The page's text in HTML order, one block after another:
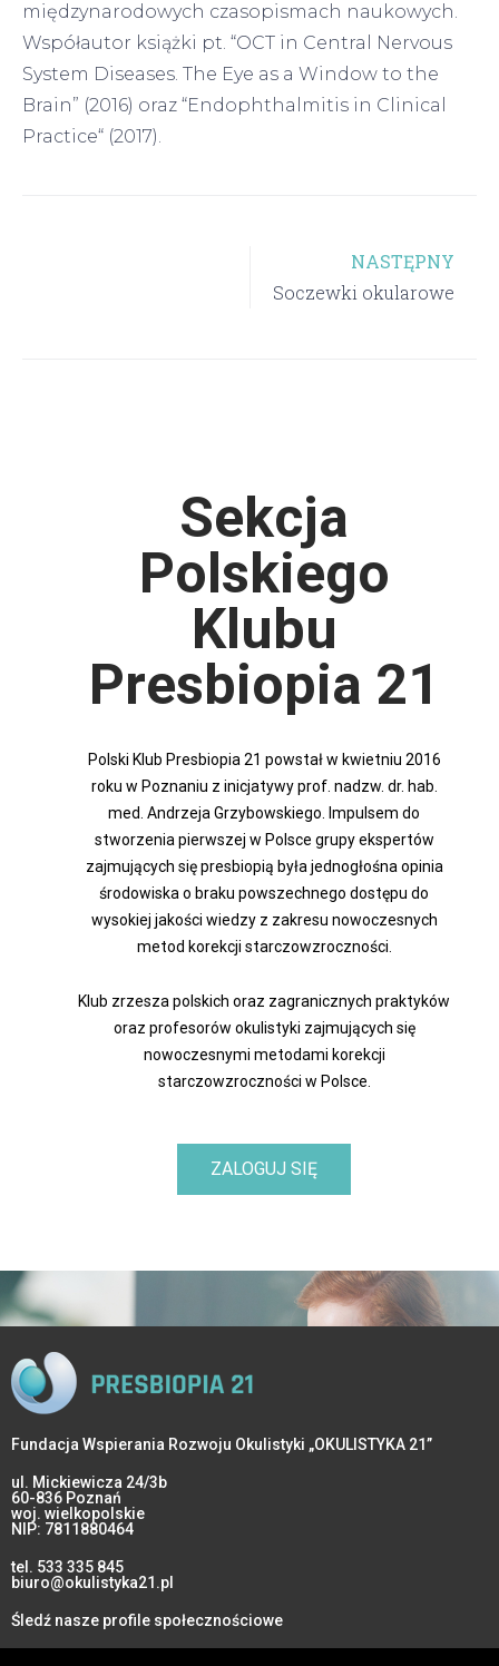
międzynarodowych czasopismach naukowych.
Współautor książki pt. “OCT in Central Nervous
System Diseases. The Eye as a Window to the
Brain” (2016) oraz “Endophthalmitis in Clinical
Practice“ (2017).
NASTĘPNY
Soczewki okularowe
Sekcja
Polskiego
Klubu
Presbiopia 21
Polski Klub Presbiopia 21 powstał w kwietniu 2016
roku w Poznaniu z inicjatywy prof. nadzw. dr. hab.
med. Andrzeja Grzybowskiego. Impulsem do
stworzenia pierwszej w Polsce grupy ekspertów
zajmujących się presbiopią była jednogłośna opinia
środowiska o braku powszechnego dostępu do
wysokiej jakości wiedzy z zakresu nowoczesnych
metod korekcji starczowzroczności.
Klub zrzesza polskich oraz zagranicznych praktyków
oraz profesorów okulistyki zajmujących się
nowoczesnymi metodami korekcji
starczowzroczności w Polsce.
ZALOGUJ SIĘ
Fundacja Wspierania Rozwoju Okulistyki „OKULISTYKA 21”
ul. Mickiewicza 24/3b
60-836 Poznań
woj. wielkopolskie
NIP: 7811880464
tel. 533 335 845
biuro@okulistyka21.pl
Śledź nasze profile społecznościowe